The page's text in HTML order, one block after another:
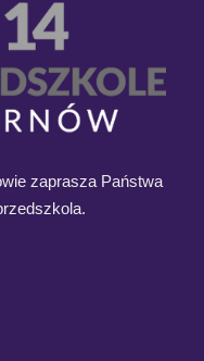
zaprasza Państwa